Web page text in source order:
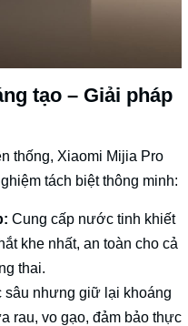
tạo – Giải pháp
thống, Xiaomi Mijia Pro
tách biệt thông minh:
Cung cấp nước tinh khiết
khe nhất, an toàn cho cả
thai.
sâu nhưng giữ lại khoáng
rau, vo gạo, đảm bảo thực